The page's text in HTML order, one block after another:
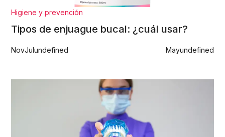
Higiene y prevención
Tipos de enjuague bucal: ¿cuál usar?
NovJulundefined Mayundefined